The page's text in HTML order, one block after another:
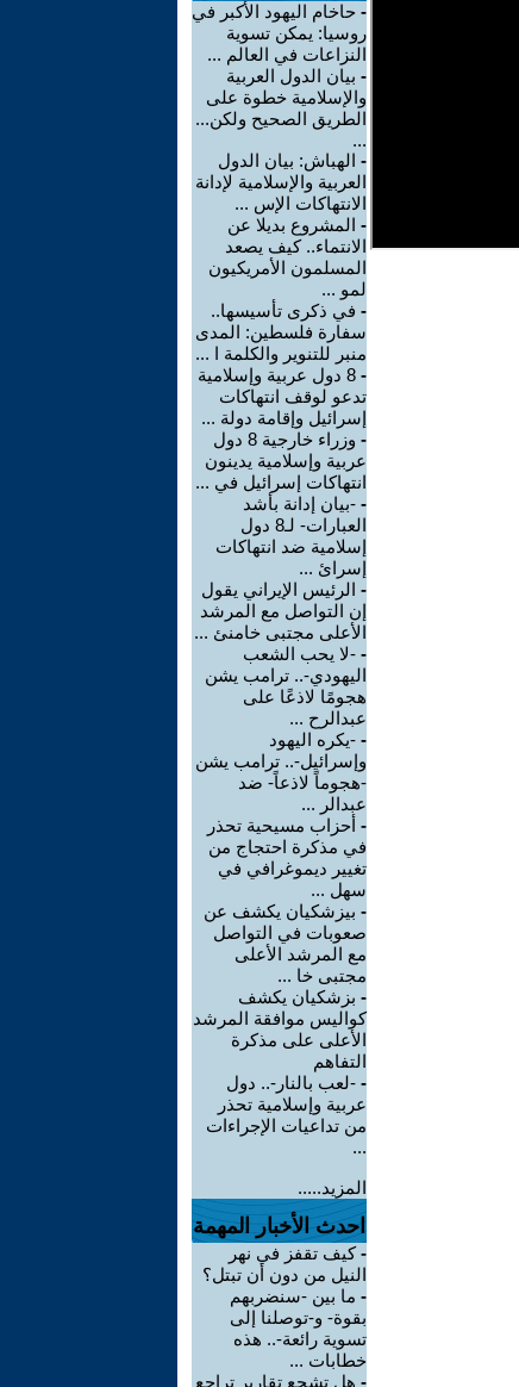
- حاخام اليهود الأكبر في
روسيا: يمكن تسوية
النزاعات في العالم ...
- بيان الدول العربية
والإسلامية خطوة على
الطريق الصحيح ولكن...
...
- الهباش: بيان الدول
العربية والإسلامية لإدانة
الانتهاكات الإس ...
- المشروع بديلا عن
الانتماء.. كيف يصعد
المسلمون الأمريكيون
لمو ...
- في ذكرى تأسيسها..
سفارة فلسطين: المدى
منبر للتنوير والكلمة ا ...
-
8 دول عربية وإسلامية
تدعو لوقف انتهاكات
إسرائيل وإقامة دولة ...
-
وزراء خارجية 8 دول
عربية وإسلامية يدينون
انتهاكات إسرائيل في ...
- -بيان إدانة بأشد
العبارات- لـ8 دول
إسلامية ضد انتهاكات
إسرائ ...
- الرئيس الإيراني يقول
إن التواصل مع المرشد
الأعلى مجتبى خامنئ ...
- -لا يحب الشعب
اليهودي-.. ترامب يشن
هجومًا لاذعًا على
عبدالرح ...
- -يكره اليهود
وإسرائيل-.. ترامب يشن
-هجوماً لاذعاً- ضد
عبدالر ...
- أحزاب مسيحية تحذر
في مذكرة احتجاج من
تغيير ديموغرافي في
سهل ...
- بيزشكيان يكشف عن
صعوبات في التواصل
مع المرشد الأعلى
مجتبى خا ...
- بزشكيان يكشف
كواليس موافقة المرشد
الأعلى على مذكرة
التفاهم
- -لعب بالنار-.. دول
عربية وإسلامية تحذر
من تداعيات الإجراءات
...
المزيد.....
احدث الأخبار المهمة
-كيف تقفز في نهر
النيل من دون أن تبتل؟
- ما بين -سنضربهم
بقوة- و-توصلنا إلى
تسوية رائعة-.. هذه
خطابات ...
- هل تشجع تقارير تراجع